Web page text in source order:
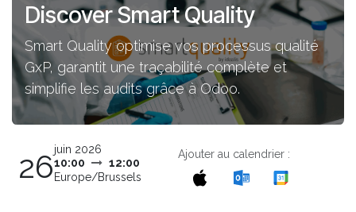
Discover Smart Quality
Smart Quality optimise vos processus qualité
GxP, garantit une traçabilité complète et
simplifie les audits grâce à Odoo.
26juin 2026
10:00
12:00
Europe/Brussels
Ajouter au calendrier :